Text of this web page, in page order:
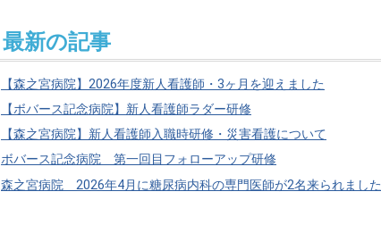
最新の記事
【森之宮病院】2026年度新人看護師・3ヶ月を迎えました
【ボバース記念病院】新人看護師ラダー研修
【森之宮病院】新人看護師入職時研修・災害看護について
ボバース記念病院 第一回目フォローアップ研修
森之宮病院 2026年4月に糖尿病内科の専門医師が2名来られました